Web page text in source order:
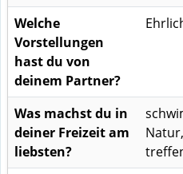
Welche
Vorstellungen
hast du von
deinem Partner?
Was machst du in
deiner Freizeit am
liebsten?